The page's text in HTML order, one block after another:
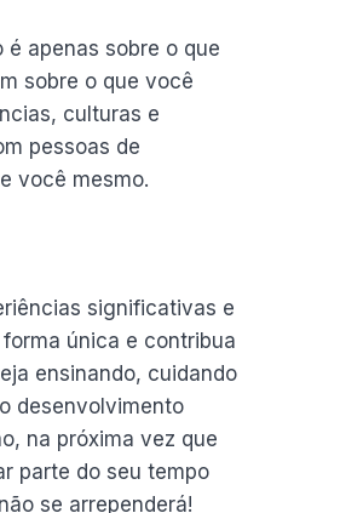
apenas sobre o que
sobre o que você
culturas e
pessoas de
você mesmo.
significativas e
única e contribua
ensinando, cuidando
desenvolvimento
na próxima vez que
parte do seu tempo
se arrependerá!